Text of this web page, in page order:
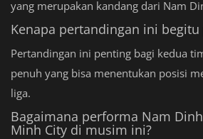
yang merupakan kandang dari Nam
Kenapa pertandingan ini begitu
Pertandingan ini penting bagi kedua
penuh yang bisa menentukan posisi
liga.
Bagaimana performa Nam Dinh
Minh City di musim ini?